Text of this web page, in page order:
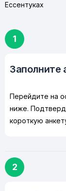
Ессентуках
1
Заполните
Перейдите на
ниже.
короткую
2